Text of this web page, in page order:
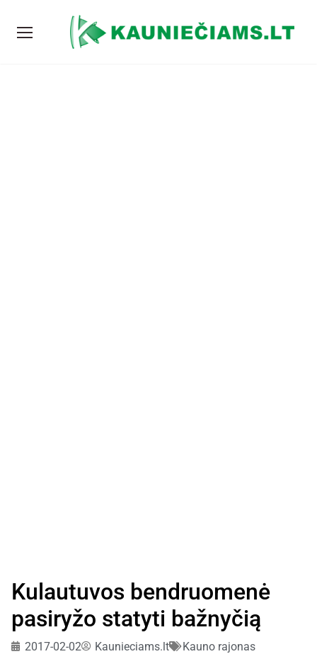
Kulautuvos bendruomenė
pasiryžo statyti bažnyčią
2017-02-02 Kaunieciams.lt Kauno rajonas